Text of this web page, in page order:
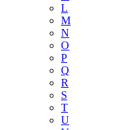
L
M
N
O
P
Q
R
S
T
U